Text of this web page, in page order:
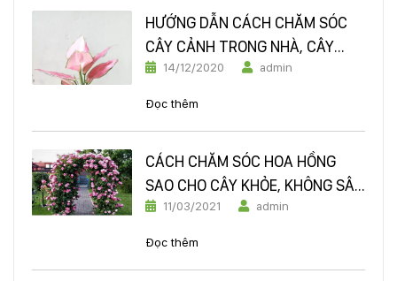
HƯỚNG DẪN CÁCH CHĂM SÓC
CÂY CẢNH TRONG NHÀ, CÂY
VĂN PHÒNG
14/12/2020 admin
Đọc thêm
CÁCH CHĂM SÓC HOA HỒNG
SAO CHO CÂY KHỎE, KHÔNG SÂU
BỆNH11/03/2021 admin
Đọc thêm